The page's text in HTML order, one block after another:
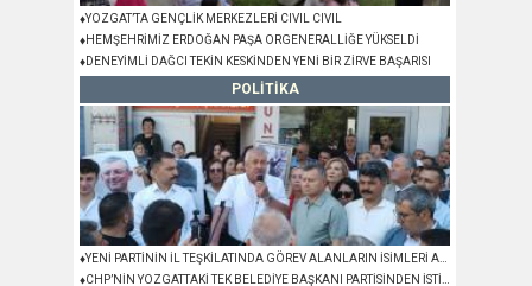
♦YOZGAT’TA GENÇLİK MERKEZLERİ CIVIL CIVIL
♦HEMŞEHRİMİZ ERDOĞAN PAŞA ORGENERALLİĞE YÜKSELDİ
♦DENEYİMLİ DAĞCI TEKİN KESKİNDEN YENİ BİR ZİRVE BAŞARISI
POLİTİKA